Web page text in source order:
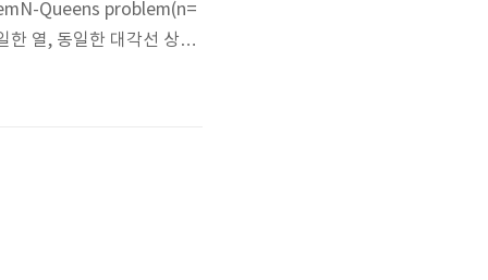
Queens problem(n=
한 열, 동일한 대각선 상에
조건을 만족하면서 하나